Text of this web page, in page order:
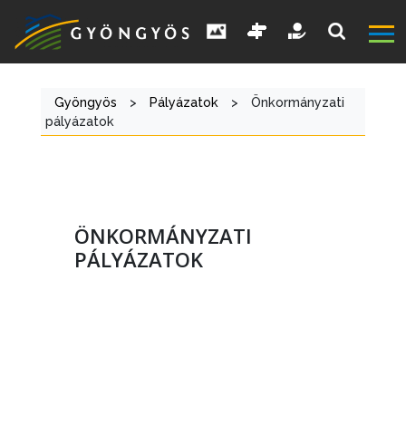
Gyöngyös > Pályázatok >
Önkormányzati
pályázatok
ÖNKORMÁNYZATI
PÁLYÁZATOK